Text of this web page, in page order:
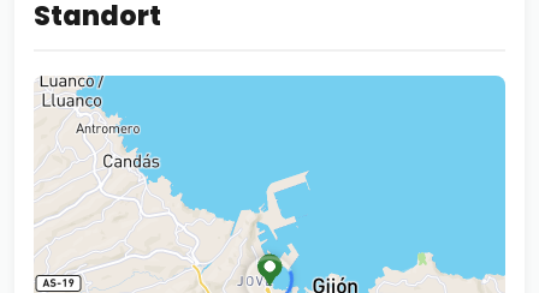
Standort